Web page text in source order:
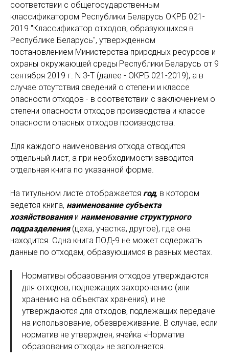
соответствии с общегосударственным
классификатором Республики Беларусь ОКРБ 021-
2019 "Классификатор отходов, образующихся в
Республике Беларусь", утвержденном
постановлением Министерства природных ресурсов и
охраны окружающей среды Республики Беларусь от 9
сентября 2019 г. N 3-Т (далее - ОКРБ 021-2019), а в
случае отсутствия сведений о степени и классе
опасности отходов - в соответствии с заключением о
степени опасности отходов производства и классе
опасности опасных отходов производства.
Для каждого наименования отхода отводится
отдельный лист, а при необходимости заводится
отдельная книга по указанной форме.
На титульном листе отображается год, в котором
ведется книга, наименование субъекта
хозяйствованияи наименование структурного
подразделения(цеха, участка, другое), где она
находится. Одна книга ПОД-9 не может содержать
данные по отходам, образующимся в разных местах.
Нормативы образования отходов утверждаются
для отходов, подлежащих захоронению (или
хранению на объектах хранения), и не
утверждаются для отходов, подлежащих передаче
на использование, обезвреживание. В случае, если
норматив не утвержден, ячейка «Норматив
образования отхода» не заполняется.